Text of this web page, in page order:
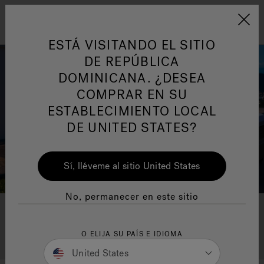
Jacuzzi&reg; Latin
Responsabilidad Social
HIDROMASAJE
Manuales y Guías del Usuario
ESTÁ VISITANDO EL SITIO
DE REPÚBLICA
DOMINICANA. ¿DESEA
COMPRAR EN SU
ESTABLECIMIENTO LOCAL
DE UNITED STATES?
Sí, lléveme al sitio United States
No, permanecer en este sitio
O ELIJA SU PAÍS E IDIOMA
United States